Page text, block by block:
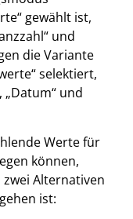
gewählt ist,
und
die Variante
selektiert,
„Datum“ und
Werte für
können,
zwei Alternativen
ist: